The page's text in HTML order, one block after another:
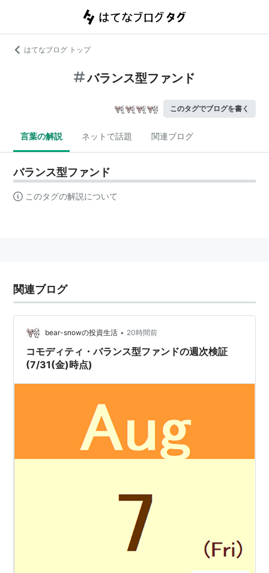
はてなブログ トップ
バランス型ファンド
このタグでブログを書く
言葉の解説 ネットで話題 関連ブログ
バランス型ファンド
このタグの解説について
関連ブログ
bear-snowの投資生活 • 20時間前
コモディティ・バランス型ファンドの週次検証
(7/31(金)時点)